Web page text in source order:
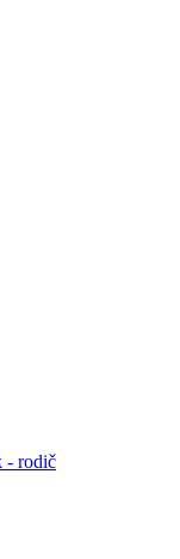
- rodič